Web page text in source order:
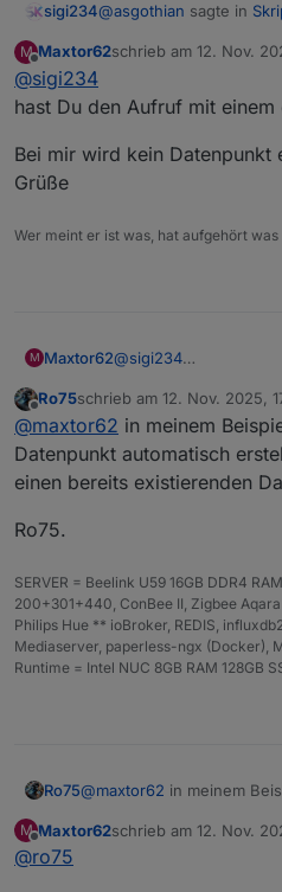
sigi234@asgothian sagte in
Edit:
M
Offline
Maxtor62schrieb am 12. Nov.
zuletzt editiert von
@sigi234
hast Du den Aufruf mit
Bei mir wird kein Datenpunkt
Grüße
Wer meint er ist was, hat aufgehört
M Maxtor62@sigi234
Bei mir wird kein
Grüße
Offline
Ro75schrieb am 12. Nov. 2025,
zuletzt editiert von Ro7511.
@maxtor62 in meinem
Datenpunkt automatisch
einen bereits existierenden
Ro75.
SERVER = Beelink U59 16GB DDR4
200+301+440, ConBee II, Zigbee Aqara
Philips Hue ** ioBroker, REDIS,
Mediaserver, paperless-ngx (Docker),
Runtime = Intel NUC 8GB RAM 128GB
Ro75@maxtor62 in meinem
einen bereits
Ro75.
M
Offline
Maxtor62schrieb am 12. Nov.
zuletzt editiert von
@ro75